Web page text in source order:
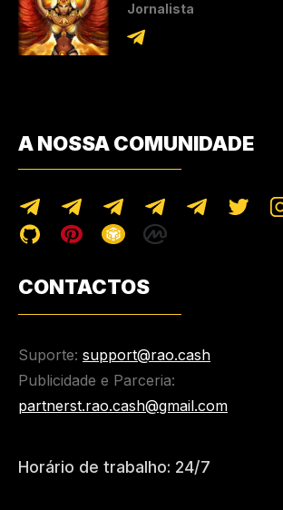
Jornalista
A NOSSA COMUNIDADE
CONTACTOS
Suporte: support@rao.cash
Publicidade e Parceria:
partnerst.rao.cash@gmail.com
Horário de trabalho: 24/7